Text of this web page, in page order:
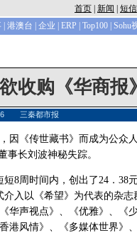
首页 新闻 短信
| 港澳台 企业 ERP Top100| Sohu
收购《华商报》
三秦都市报
《传世藏书》而成为公众
事长刘波神秘失踪。
8周时间内，创出了24．38
介入以《希望》为代表的杂志
华声视点》、《优雅》、《
港风情》、《多媒体世界》